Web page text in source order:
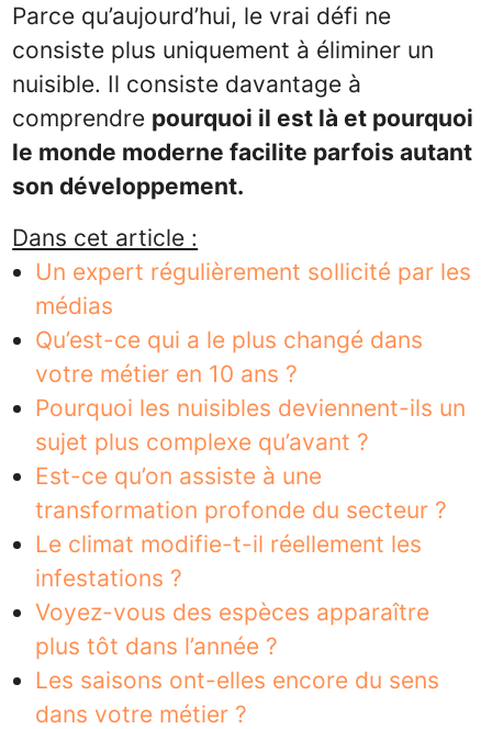
Parce qu’aujourd’hui, le vrai défi ne
consiste plus uniquement à éliminer un
nuisible. Il consiste davantage à
comprendre pourquoi il est là et pourquoi
le monde moderne facilite parfois autant
son développement.
Dans cet article :
Un expert régulièrement sollicité par les
médias
Qu’est-ce qui a le plus changé dans
votre métier en 10 ans ?
Pourquoi les nuisibles deviennent-ils un
sujet plus complexe qu’avant ?
Est-ce qu’on assiste à une
transformation profonde du secteur ?
Le climat modifie-t-il réellement les
infestations ?
Voyez-vous des espèces apparaître
plus tôt dans l’année ?
Les saisons ont-elles encore du sens
dans votre métier ?